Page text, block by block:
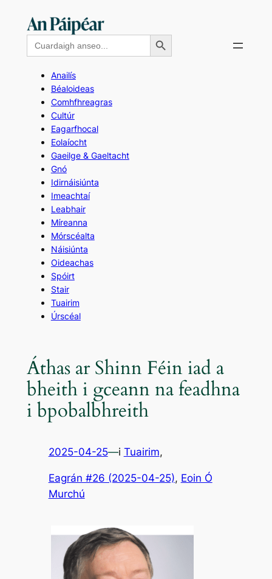
contentSearch
for:
Search Button
Anailís
Béaloideas
Comhfhreagras
Cultúr
Eagarfhocal
Eolaíocht
Gaeilge & Gaeltacht
Gnó
Idirnáisiúnta
Imeachtaí
Leabhair
Míreanna
Mórscéalta
Náisiúnta
Oideachas
Spóirt
Stair
Tuairim
Úrscéal
Áthas ar Shinn Féin iad a
bheith i gceann na feadhna
i bpobalbhreith
2025-04-25—i Tuairim,
Eagrán #26 (2025-04-25), Eoin Ó
Murchú